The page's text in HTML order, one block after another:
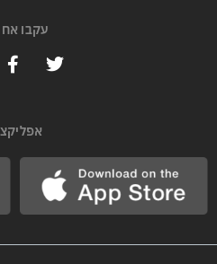
עקבו